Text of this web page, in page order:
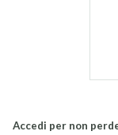
Accedi per non